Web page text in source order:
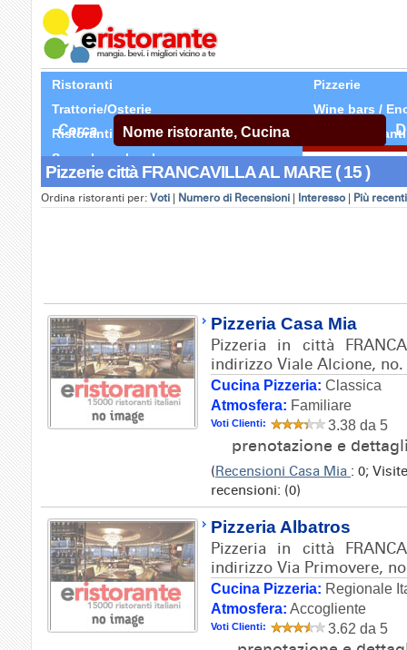
Ristoranti
Pizzerie
Trattorie/Osterie
Wine bars /
Ristoranti Etnici
Tutti Ristoranti
Segnala un locale
Cerca
Pizzerie città FRANCAVILLA AL MARE ( 15 )
Ordina ristoranti per: Voti Numero di Recensioni Interesso Più recenti
Pizzeria Casa Mia
Pizzeria in città
indirizzo Viale Alcione, no.
Cucina Pizzeria: Classica
Atmosfera: Familiare
Voti Clienti: 3.38 da 5
prenotazione e
(Recensioni Casa Mia : 0;
recensioni: (0)
Pizzeria Albatros
Pizzeria in città
indirizzo Via Primovere,
Cucina Pizzeria: Regionale
Atmosfera: Accogliente
Voti Clienti: 3.62 da 5